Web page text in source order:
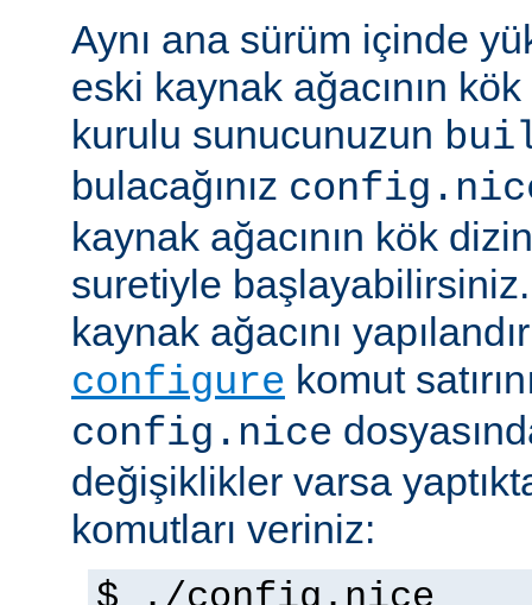
Aynı ana sürüm içinde
eski kaynak ağacının
kurulu sunucunuzun
bulacağınız
kaynak ağacının kök
suretiyle
kaynak ağacını
configure komut
config.nice
değişiklikler varsa
komutları veriniz: